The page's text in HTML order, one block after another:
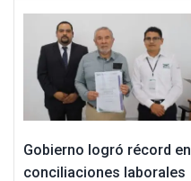
Gobierno logró récord en
conciliaciones laborales